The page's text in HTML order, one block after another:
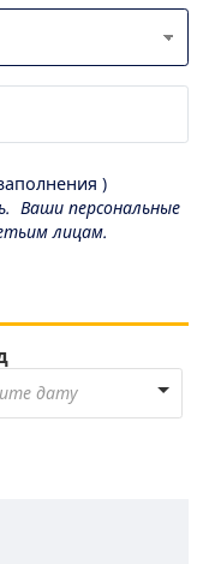
)
Ваши персональные
лицам.
дату